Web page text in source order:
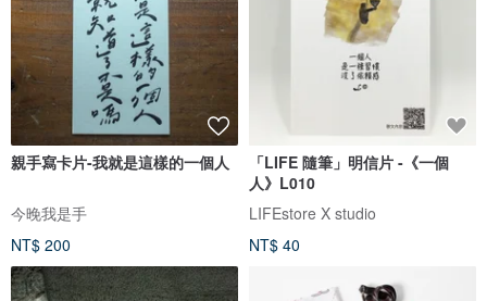
親手寫卡片-我就是這樣的一個人
今晚我是手
NT$ 200
「LIFE 隨筆」明信片 -《一個
人》L010
LIFEstore X studio
NT$ 40